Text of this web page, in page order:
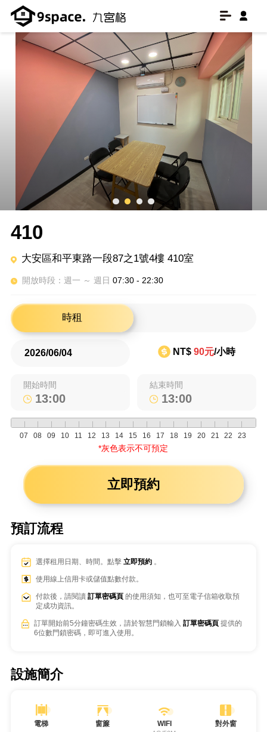
410
大安區和平東路一段87之1號4樓 410室
開放時段：週一 ～ 週日07:30 - 22:30
時租
NT$90元/小時
開始時間 結束時間
07 08 09 10 11 12 13 14 15 16 17 18 19 20 21 22 23
*灰色表示不可預定
立即預約
預訂流程
選擇租用日期、時間。點擊 立即預約 。
使用線上信用卡或儲值點數付款。
付款後，請閱讀訂單密碼頁 的使用須知，也可至電子信箱收取預
定成功資訊。
訂單開始前5分鐘密碼生效，請於智慧門鎖輸入 訂單密碼頁 提供的
6位數門鎖密碼，即可進入使用。
設施簡介
電梯 窗簾 WIFI 對外窗